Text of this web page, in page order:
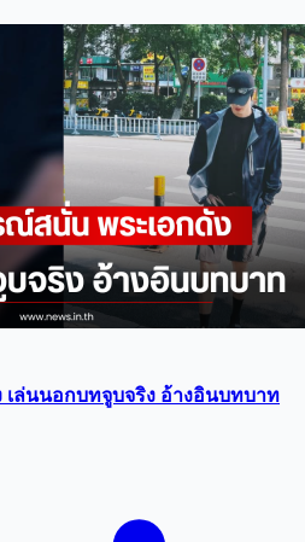
ล่นนอกบทจูบจริง อ้างอินบทบาท